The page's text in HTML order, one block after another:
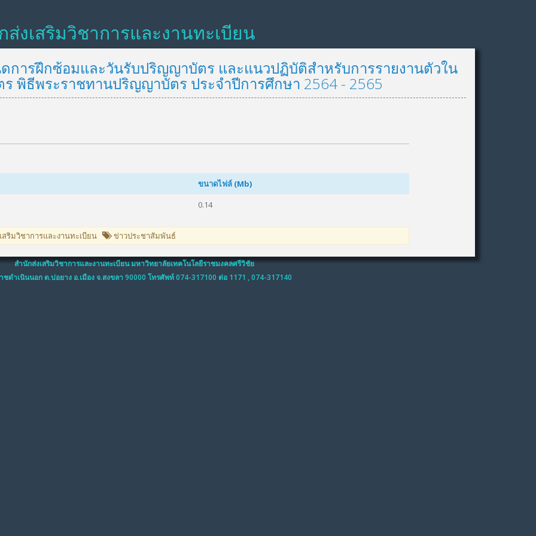
งเสริมวิชาการและงานทะเบียน
การฝึกซ้อมและวันรับปริญญาบัตร และแนวปฏิบัติสำหรับการรายงานตัวใน
พิธีพระราชทานปริญญาบัตร ประจำปีการศึกษา 2564 - 2565
ขนาดไฟล์ (Mb)
0.14
สริมวิชาการและงานทะเบียน ข่าวประชาสัมพันธ์
สำนักส่งเสริมวิชาการและงานทะเบียน มหาวิทยาลัยเทคโนโลยีราชมงคลศรีวิชัย
ชดำเนินนอก ต.บ่อยาง อ.เมือง จ.สงขลา 90000 โทรศัพท์ 074-317100 ต่อ 1171 , 074-317140